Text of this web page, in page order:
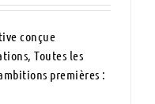
conçue
Toutes les
premières :